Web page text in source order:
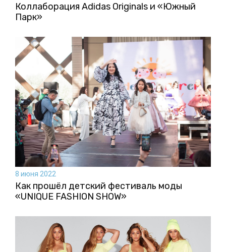
Коллаборация Аdidas Originals и «Южный
Парк»
8 июня 2022
Как прошёл детский фестиваль моды
«UNIQUE FASHION SHOW»